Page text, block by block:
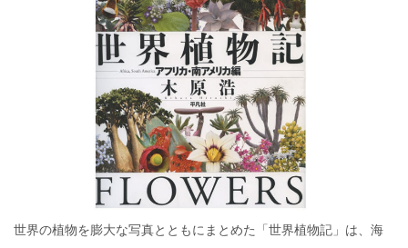
世界の植物を膨大な写真とともにまとめた「世界植物記」は、海